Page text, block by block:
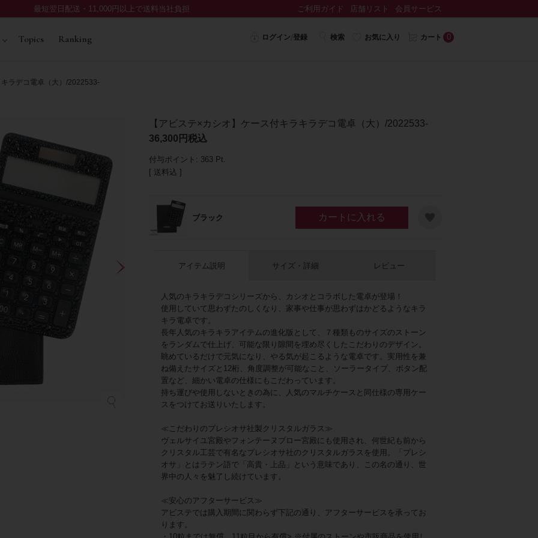
最短翌日配送・11,000円以上で送料当社負担 ご利用ガイド 店舗リスト 会員サービス
Topics Ranking ログイン/登録 検索 お気に入り カート 0
ラデコ電卓（大）/2022533-
【アビステ×カシオ】ケース付キラキラデコ電卓（大）/2022533-
36,300
税込
付与ポイント: 363 Pt.
送料込
ブラック カートに入れる
アイテム説明
人気のキラキラデコシリーズから、カシオとコラボした電卓が登場！
使用していて思わずたのしくなり、家事や仕事が思わずはかどるようなキラ
キラ電卓です。
長年人気のキラキラアイテムの進化版として、７種類ものサイズのストーン
をランダムで仕上げ、可能な限り隙間を埋め尽くしたこだわりのデザイン。
眺めているだけで元気になり、やる気が起こるような電卓です。実用性を兼
ね備えたサイズと12桁、角度調整が可能なこと、ソーラータイプ、ボタン配
置など、細かい電卓の仕様にもこだわっています。
持ち運びや使用しないときの為に、人気のマルチケースと同仕様の専用ケー
スをつけてお送りいたします。
≪こだわりのプレシオサ社製クリスタルガラス≫
ヴェルサイユ宮殿やフォンテーヌブロー宮殿にも使用され、何世紀も前から
クリスタル工芸で有名なプレシオサ社のクリスタルガラスを使用。「プレシ
オサ」とはラテン語で「高貴・上品」という意味であり、この名の通り、世
界中の人々を魅了し続けています。
≪安心のアフターサービス≫
アビステでは購入期間に関わらず下記の通り、アフターサービスを承ってお
ります。
サイズ・詳細 レビュー